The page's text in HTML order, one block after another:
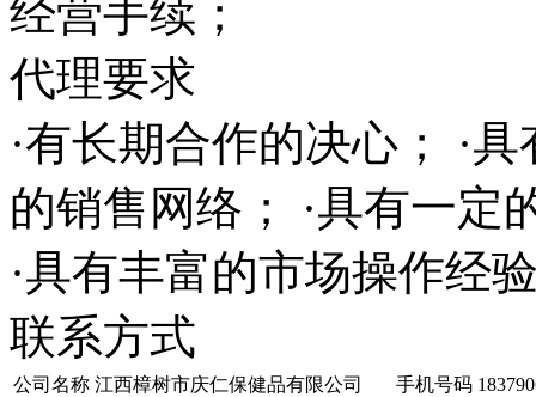
经营手续；
代理要求
·有长期合作的决心； ·
的销售网络； ·具有一定
·具有丰富的市场操作经
联系方式
公司名称 江西樟树市庆仁保健品有限公司 手机号码